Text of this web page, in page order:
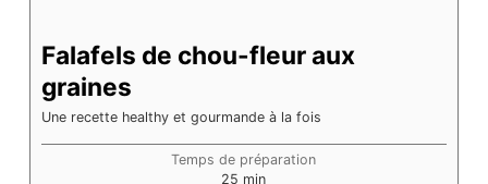
Falafels de chou-fleur aux
graines
Une recette healthy et gourmande à la fois
Temps de préparation
25 minutes
min